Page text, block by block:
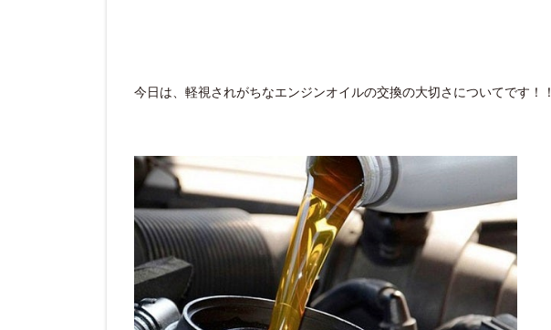
今日は、軽視されがちなエンジンオイルの交換の大切さについてです！！